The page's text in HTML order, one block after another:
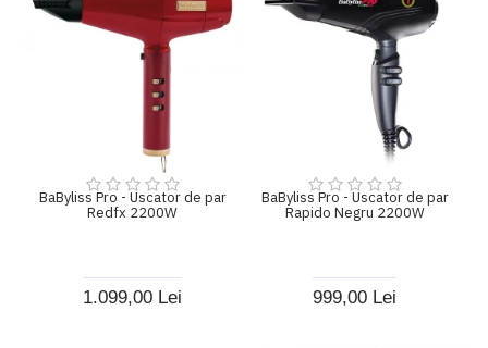
BaByliss Pro - Uscator de par
Redfx 2200W
1.099,00 Lei
BaByliss Pro - Uscator de par
Rapido Negru 2200W
999,00 Lei